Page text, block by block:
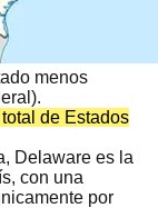
menos
de Estados
Delaware es la
, con una
por